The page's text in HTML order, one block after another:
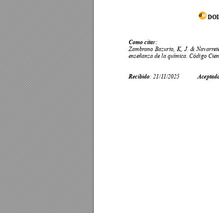
Como citar:
Zambrano Bazurto, K, J. & Navarr
enseñanza de la química. Código
Recibido: 21/11/2025